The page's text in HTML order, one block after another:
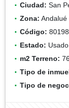
Ciudad: San
Zona: Andalué
Código:
Estado: Usado
m2 Terreno:
Tipo de
Tipo de